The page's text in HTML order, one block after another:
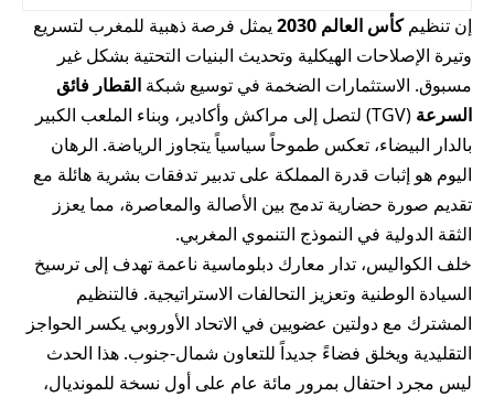
إن تنظيمكأس العالم 2030
يمثل فرصة ذهبية للمغرب لتسريع
وتيرة الإصلاحات الهيكلية وتحديث البنيات التحتية بشكل غير
مسبوق. الاستثمارات الضخمة في توسيع شبكة القطار فائق
السرعة
(TGV) لتصل إلى مراكش وأكادير، وبناء الملعب الكبير
بالدار البيضاء، تعكس طموحاً سياسياً يتجاوز الرياضة. الرهان
اليوم هو إثبات قدرة المملكة على تدبير تدفقات بشرية هائلة مع
تقديم صورة حضارية تدمج بين الأصالة والمعاصرة، مما يعزز
الثقة الدولية في النموذج التنموي المغربي.
خلف الكواليس، تدار معارك دبلوماسية ناعمة تهدف إلى ترسيخ
السيادة الوطنية وتعزيز التحالفات الاستراتيجية. فالتنظيم
المشترك مع دولتين عضويين في الاتحاد الأوروبي يكسر الحواجز
التقليدية ويخلق فضاءً جديداً للتعاون شمال-جنوب. هذا الحدث
ليس مجرد احتفال بمرور مائة عام على أول نسخة للمونديال،